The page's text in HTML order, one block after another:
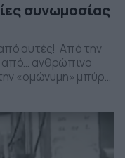
συνωμοσίας
αυτές! Από την
από… ανθρώπινο
«ομώνυμη» μπύρα
που
«Αυτός και […]